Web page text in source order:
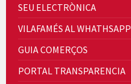
Quintà Culroja
SEU ELECTRÒNICA
VILAFAMÉS AL WHATHSAPP
GUIA COMERÇOS
PORTAL TRANSPARENCIA